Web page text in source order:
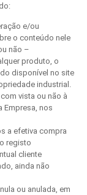
e/ou
o conteúdo nele
não –
produto, o
disponível no site
industrial.
vista ou não à
nos
a efetiva compra
registo
cliente
ainda não
ou anulada, em